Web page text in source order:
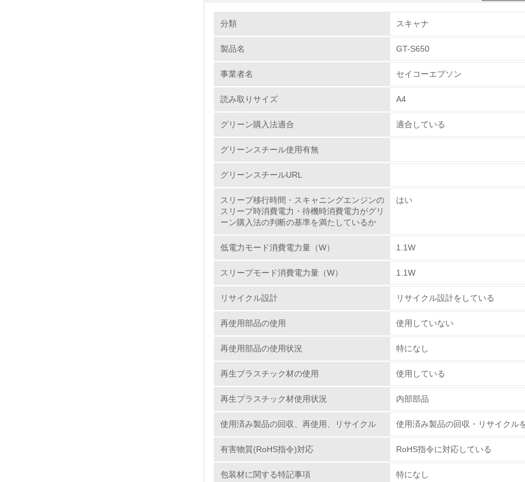
1.環境取り組み体制
No. チェック項目
4. 自社に関係する主要な環境法規制を把握し、順守している
5. 環境取り組み体制と成果を定期的に検証して次の活動に活かして
6. 従業員が環境方針に基づいて自分の業務の中で行うべき環境対
7.
環境活動に関する規格やプログラムを導入している
第三者認証を取得している
2.環境への取り組み
No. チェック項目
分類 スキャナ
製品名 GT-S650
事業者名 セイコーエプソン
読み取りサイズ A4
グリーン購入法適合 適合している
グリーンスチール使用有無
グリーンスチールURL
スリープ移行時間・スキャニングエンジンの
スリープ時消費電力・待機時消費電力がグリ
ーン購入法の判断の基準を満たしているか
はい
低電力モード消費電力量（W） 1.1W
スリープモード消費電力量（W） 1.1W
リサイクル設計 リサイクル設計をしている
再使用部品の使用 使用していない
再使用部品の使用状況 特になし
再生プラスチック材の使用 使用している
再生プラスチック材使用状況 内部部品
使用済み製品の回収、再使用、リサイクル 使用済み製品の回収・リサイクル
有害物質(RoHS指令)対応 RoHS指令に対応している
包装材に関する特記事項 特になし